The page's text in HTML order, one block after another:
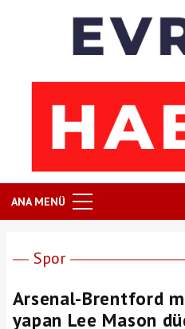
ANA MENÜ
Spor
Arsenal-Brentford
yapan Lee Mason